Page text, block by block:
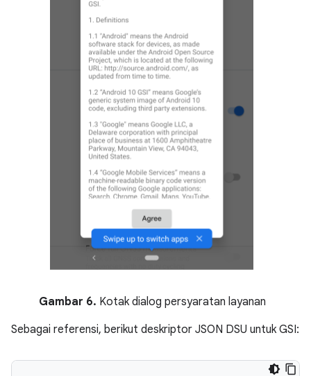
Gambar 6. Kotak dialog persyaratan layanan
Sebagai referensi, berikut deskriptor JSON DSU untuk GSI: